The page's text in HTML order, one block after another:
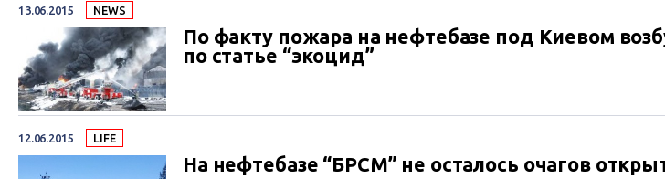
13.06.2015 NEWS
По факту пожара на нефтебазе под Киевом
по статье “экоцид”
12.06.2015 LIFE
На нефтебазе “БРСМ” не осталось очагов